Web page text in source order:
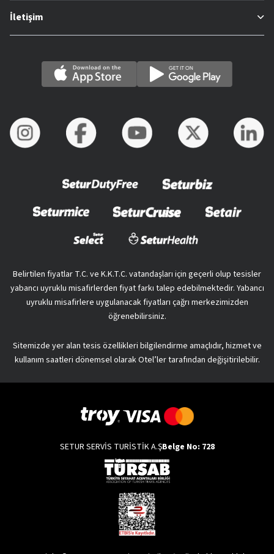
İletişim
Belirtilen fiyatlar T.C. ve K.K.T.C. vatandaşları için geçerli olup tesisler
yabancı uyruklu misafirlerden fiyat farkı talep edebilmektedir. Yabancı
uyruklu misafirlere uygulanacak fiyatları çağrı merkezimizden
öğrenebilirsiniz.
Sitemizde yer alan tesis özellikleri bilgilendirme amaçlıdır, hizmet ve
kullanım saatleri dönemsel olarak Otel’ler tarafından değişitirilebilir.
SETUR SERVİS TURİSTİK A.ŞBelge No: 728